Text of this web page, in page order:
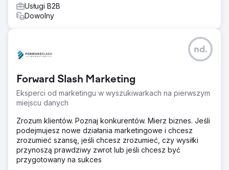
Usługi B2B
Dowolny
Forward Slash Marketing
Eksperci od marketingu w wyszukiwarkach na pierwszym
miejscu danych
nd.
Zrozum klientów. Poznaj konkurentów. Mierz biznes. Jeśli
podejmujesz nowe działania marketingowe i chcesz
zrozumieć szansę, jeśli chcesz zrozumieć, czy wysiłki
przynoszą prawdziwy zwrot lub jeśli chcesz być
przygotowany na sukces